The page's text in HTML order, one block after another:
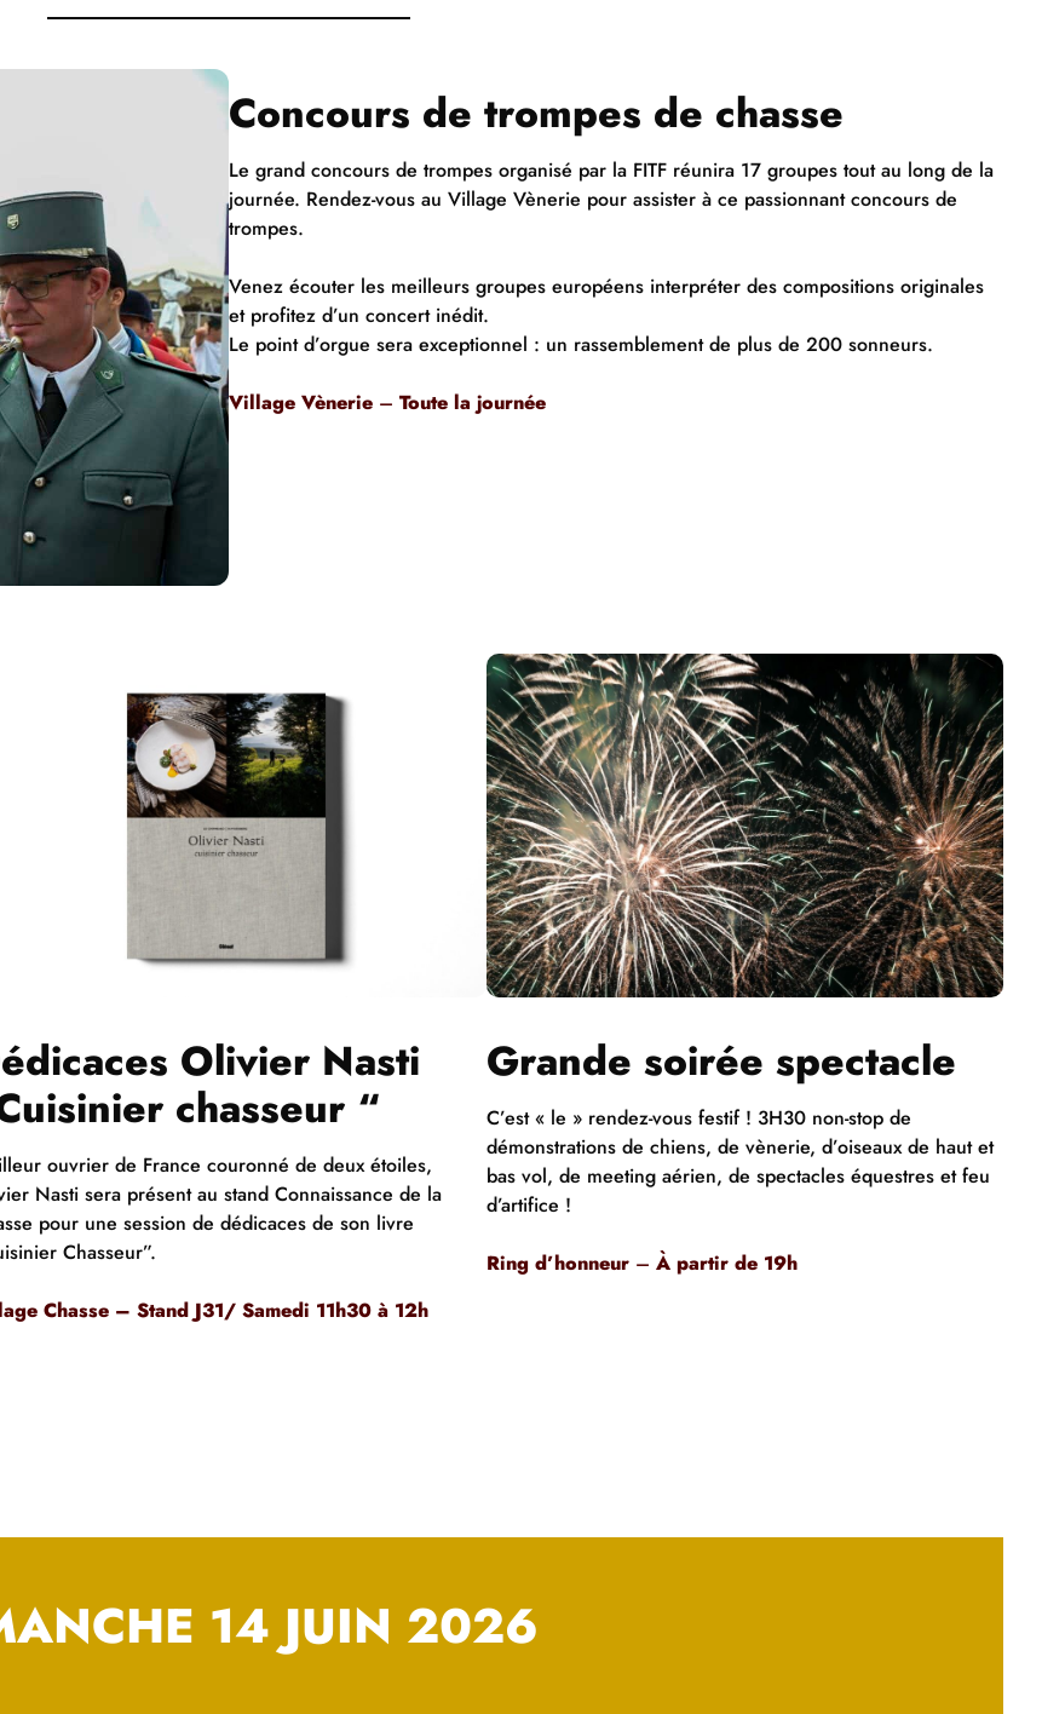
Concours de trompes de chasse
Le grand concours de trompes organisé par la FITF réunira 17 groupes tout au long de la
journée. Rendez-vous au Village Vènerie pour assister à ce passionnant concours de
trompes.
Venez écouter les meilleurs groupes européens interpréter des compositions originales
et profitez d’un concert inédit.
Le point d’orgue sera exceptionnel : un rassemblement de plus de 200 sonneurs.
Village Vènerie – Toute la journée
Olivier Nasti
chasseur “
ouvrier de France couronné de deux étoiles,
Nasti sera présent au stand Connaissance de la
pour une session de dédicaces de son livre
Chasseur”.
Chasse– Stand J31/ Samedi 11h30 à 12h
Grande soirée spectacle
C’est « le » rendez-vous festif ! 3H30 non-stop de
démonstrations de chiens, de vènerie, d’oiseaux de haut et
bas vol, de meeting aérien, de spectacles équestres et feu
d’artifice !
Ring d’honneur –À partir de 19h
14 JUIN 2026